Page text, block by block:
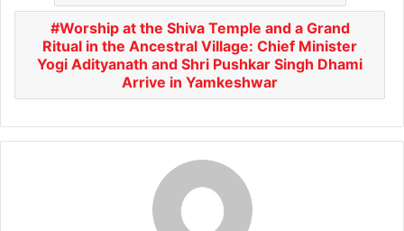
Worship at the Shiva Temple and a Grand
Ritual in the Ancestral Village: Chief Minister
Yogi Adityanath and Shri Pushkar Singh Dhami
Arrive in Yamkeshwar